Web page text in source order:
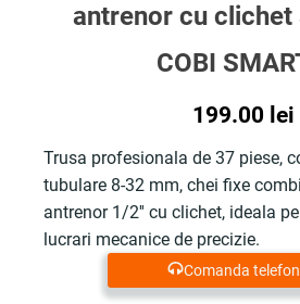
antrenor cu clichet
COBI
199.00 lei
Trusa profesionala de 37 piese,
tubulare 8-32 mm, chei fixe
antrenor 1/2'' cu clichet, ideala
lucrari mecanice de precizie.
Comanda